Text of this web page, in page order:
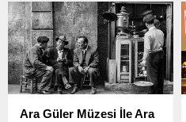
Ara Güler Müzesi İle Ara